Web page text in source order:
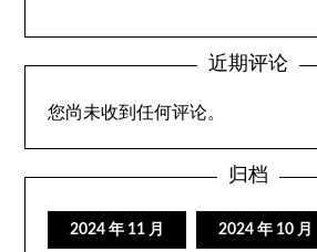
近期评论
您尚未收到任何评论。
归档
2024 年 11 月 2024 年 10 月